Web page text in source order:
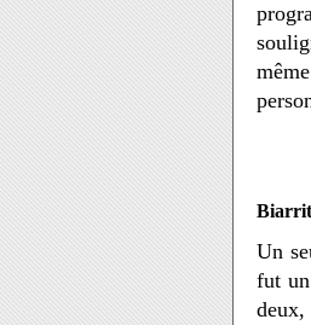
Un
fut
deux,